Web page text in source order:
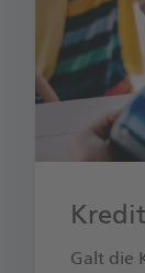
Galt die